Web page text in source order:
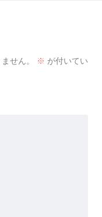
せん。 ※ が付いてい